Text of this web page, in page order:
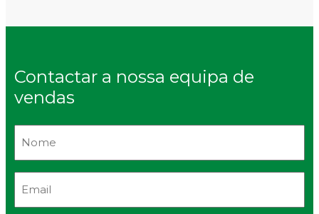
Contactar a nossa equipa de
vendas